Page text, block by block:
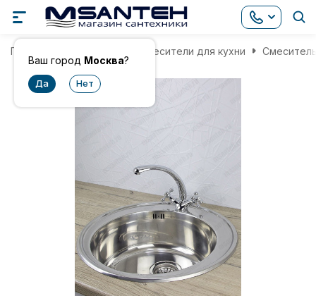
Ваш город Москва?
Главная Смесители для кухни